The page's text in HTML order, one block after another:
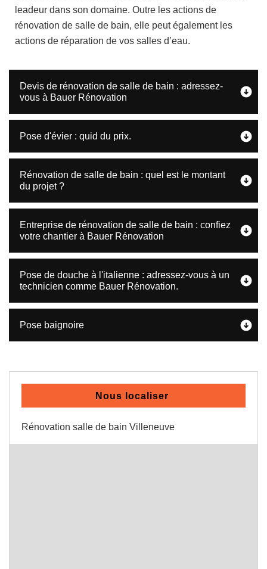
leadeur dans son domaine. Outre les actions de
rénovation de salle de bain, elle peut également les
actions de réparation de vos salles d’eau.
Devis de rénovation de salle de bain : adressez-
vous à Bauer Rénovation
Pose d'évier : quid du prix.
Rénovation de salle de bain : quel est le montant
du projet ?
Entreprise de rénovation de salle de bain : confiez
votre chantier à Bauer Rénovation
Pose de douche à l'italienne : adressez-vous à un
technicien comme Bauer Rénovation.
Pose baignoire
Nous localiser
Rénovation salle de bain Villeneuve